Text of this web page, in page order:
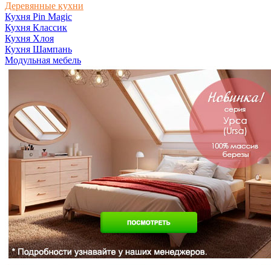
Деревянные кухни
Кухня Pin Magic
Кухня Классик
Кухня Хлоя
Кухня Шампань
Модульная мебель